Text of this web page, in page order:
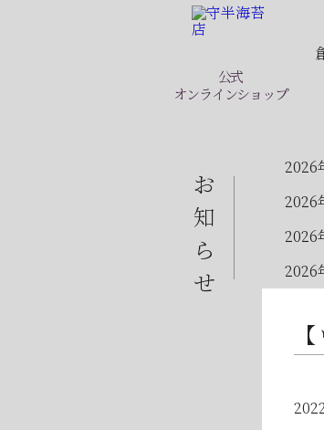
公式
オンラインショップ
お
知
ら
せ
2026
2026
2026
2026